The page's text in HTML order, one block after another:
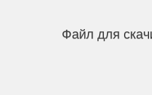
Файл для